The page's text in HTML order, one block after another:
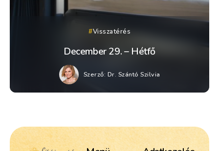
Visszatérés
December 29. – Hétfő
Szerző: Dr. Szántó Szilvia